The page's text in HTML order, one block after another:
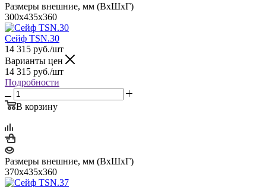
Размеры внешние, мм (ВхШхГ)
300x435x360
Сейф TSN.30
14 315 руб./шт
Варианты цен
14 315 руб./шт
Подробности
В корзину
Размеры внешние, мм (ВхШхГ)
370x435x360